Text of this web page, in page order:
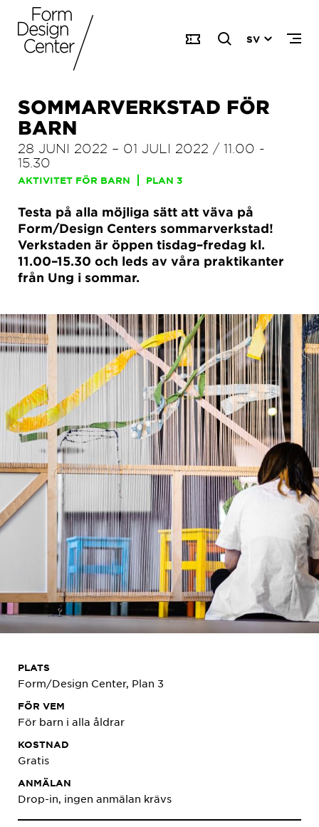
SV
SOMMARVERKSTAD FÖR
BARN
28 JUNI 2022 – 01 JULI 2022 / 11.00 -
15.30
AKTIVITET FÖR BARN PLAN 3
Testa på alla möjliga sätt att väva på
Form/Design Centers sommarverkstad!
Verkstaden är öppen tisdag–fredag kl.
11.00–15.30 och leds av våra praktikanter
från Ung i sommar.
PLATS
Form/Design Center, Plan 3
FÖR VEM
För barn i alla åldrar
KOSTNAD
Gratis
ANMÄLAN
Drop-in, ingen anmälan krävs